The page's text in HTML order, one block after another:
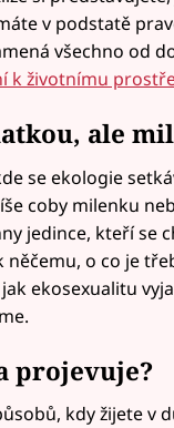
v podstatě
všechno od
k životnímu
ale
se ekologie
coby milenku
jedince, kteří se
o co je
ekosexualitu
projevuje?
kdy žijete v